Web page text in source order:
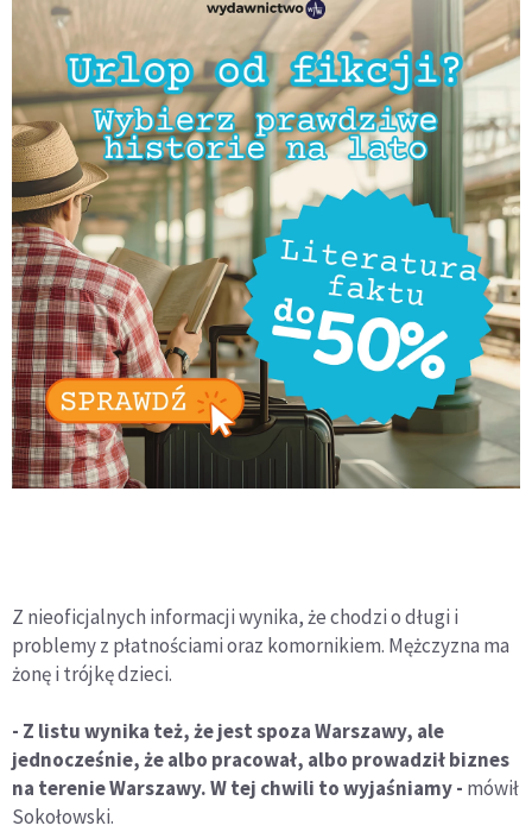
Z nieoficjalnych informacji wynika, że chodzi o długi i
problemy z płatnościami oraz komornikiem. Mężczyzna ma
żonę i trójkę dzieci.
- Z listu wynika też, że jest spoza Warszawy, ale
jednocześnie, że albo pracował, albo prowadził biznes
na terenie Warszawy. W tej chwili to wyjaśniamy - mówił
Sokołowski.